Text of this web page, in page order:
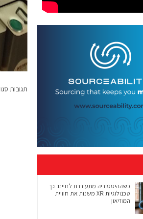
תגובות
כשההיסטוריה מתעוררת לחיים: כך
טכנולוגיות XR משנות את חוויית
המוזיאון